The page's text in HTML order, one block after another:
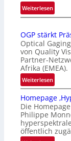
r
n
t
i
o
n
l
V
i
s
i
o
Weiterlesen:
Z
l
a
n
d
o
b
e
t
e
i
OGP stärkt
Optical
von Quality
Partner-
Afrika (EMEA).
Weiterlesen:
O
G
P
s
t
ä
Homepage
Die
Philippe
öffentlich